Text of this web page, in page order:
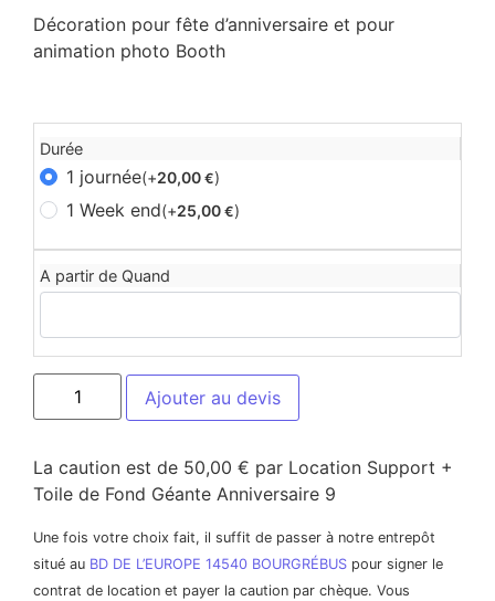
Décoration pour fête d’anniversaire et pour
animation photo Booth
Durée
1 journée(+20,00 €)
1 Week end(+25,00 €)
A partir de Quand
Ajouter au devis
La caution est de 50,00 € par Location Support +
Toile de Fond Géante Anniversaire 9
Une fois votre choix fait, il suffit de passer à notre entrepôt
situé au BD DE L’EUROPE 14540 BOURGRÉBUS pour signer le
contrat de location et payer la caution par chèque. Vous